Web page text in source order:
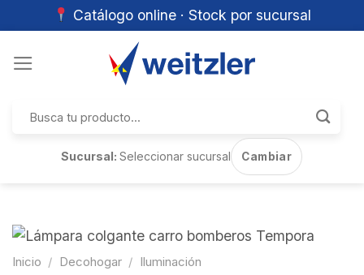
Catálogo online · Stock por sucursal
por:
Sucursal:Seleccionar sucursal Cambiar
Inicio / Decohogar / Iluminación